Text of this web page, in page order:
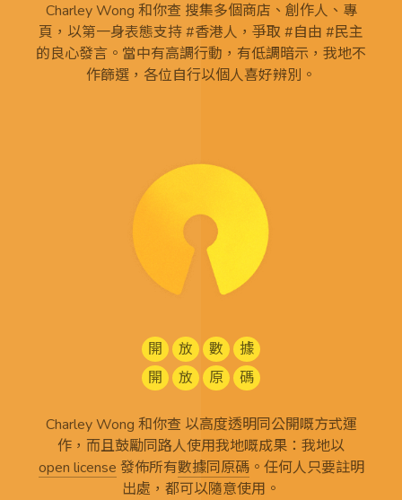
Charley Wong 和你查 搜集多個商店、創作人、專
頁，以第一身表態支持 #香港人，爭取 #自由 #民主
的良心發言。當中有高調行動，有低調暗示，我地不
作篩選，各位自行以個人喜好辨別。
開 放 數
據
開
放 原 碼
Charley Wong 和你查 以高度透明同公開嘅方式運
作，而且鼓勵同路人使用我地嘅成果：我地以
open license 發佈所有數據同原碼。任何人只要註明
出處，都可以隨意使用。